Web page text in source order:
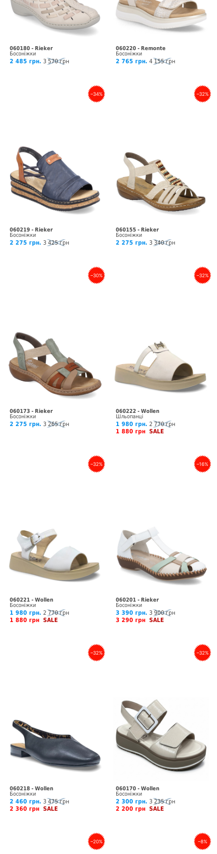
060180 - Rieker
Босоніжки
2 485 грн. 3 570 грн
060220 - Remonte
Босоніжки
2 765 грн. 4 155 грн
–34%
060219 - Rieker
Босоніжки
2 275 грн. 3 425 грн
–32%
060155 - Rieker
Босоніжки
2 275 грн. 3 340 грн
–30%
060173 - Rieker
Босоніжки
2 275 грн. 3 265 грн
–32%
060222 - Wollen
Шльопанці
1 980 грн. 2 770 грн
1 880 грн SALE
–32%
060221 - Wollen
Босоніжки
1 980 грн. 2 770 грн
1 880 грн SALE
–16%
060201 - Rieker
Босоніжки
3 390 грн. 3 900 грн
3 290 грн SALE
–32%
060218 - Wollen
Босоніжки
2 460 грн. 3 475 грн
2 360 грн SALE
–32%
060170 - Wollen
Босоніжки
2 300 грн. 3 235 грн
2 200 грн SALE
–20% –8%